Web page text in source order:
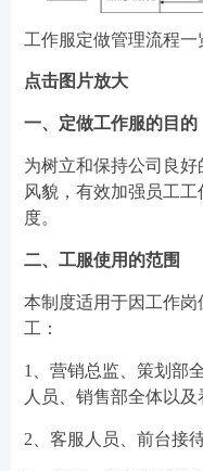
工作服定做管理流程一
点击图片放大
一、定做工作服的目的
为树立和保持公司良
风貌，有效加强员工
度。
二、工服使用的范围
本制度适用于因工作
工：
1、营销总监、策划部
人员、销售部全体以及
2、客服人员、前台接